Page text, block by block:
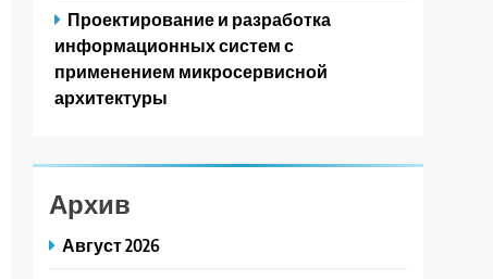
Проектирование и разработка
информационных систем с
применением микросервисной
архитектуры
Архив
Август 2026